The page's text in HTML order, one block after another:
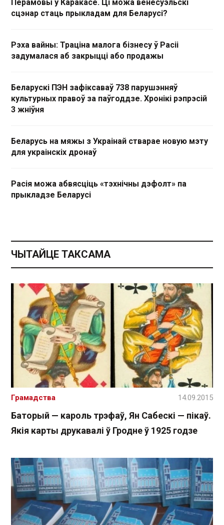
Перамовы ў Каракасе. Ці можа венесуэльскі
сцэнар стаць прыкладам для Беларусі?
Рэха вайны: Траціна малога бізнесу ў Расіі
задумалася аб закрыцці або продажы
Беларускі ПЭН зафіксаваў 738 парушэнняў
культурных правоў за паўгоддзе. Хронікі рэпрэсій
3 жніўня
Беларусь на мяжы з Украінай стварае новую мэту
для украінскіх дронаў
Расія можа абвясціць «тэхнічны дэфолт» па
прыкладзе Беларусі
ЧЫТАЙЦЕ ТАКСАМА
Баторый — кароль трэфаў, Ян Сабескі — пікаў.
Якія карты друкавалі ў Гродне ў 1925 годзе
Грамадства 14.09.2015